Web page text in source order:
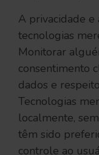
A privacidade e
tecnologias
Monitorar
consentimento
dados e
Tecnologias
localmente,
têm sido
controle ao